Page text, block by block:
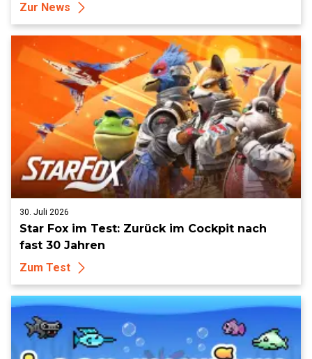
Zur News
30. Juli 2026
Star Fox im Test: Zurück im Cockpit nach
fast 30 Jahren
Zum Test